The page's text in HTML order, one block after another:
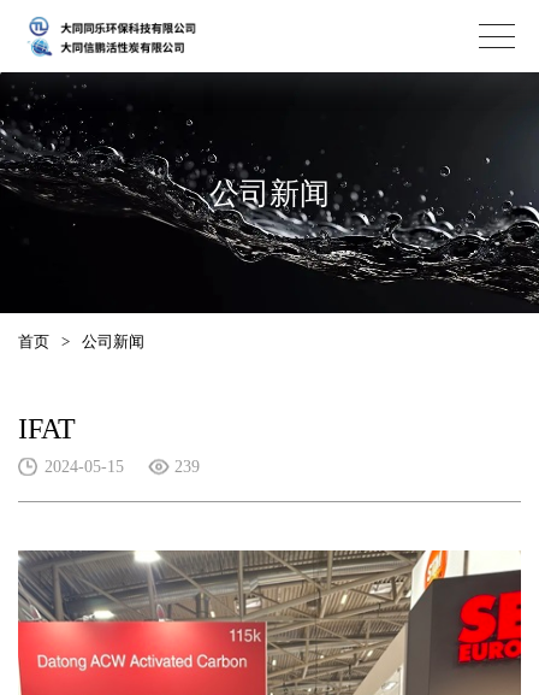
公司新闻
首页 > 公司新闻
IFAT
2024-05-15 239